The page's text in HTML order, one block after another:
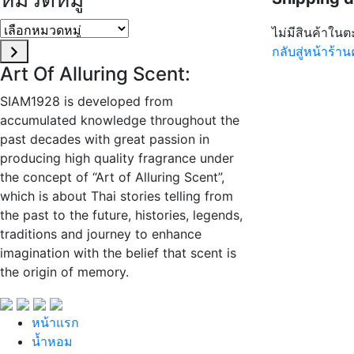
เลือก
หมวด
หมู่
Art Of Alluring Scent:
SIAM1928 is developed from
accumulated knowledge throughout the
past decades with great passion in
producing high quality fragrance under
the concept of “Art of Alluring Scent”,
which is about Thai stories telling from
the past to the future, histories, legends,
traditions and journey to enhance
imagination with the belief that scent is
the origin of memory.
ไม่มีสินค้าในต
กลับสู่หน้าร้าน
หน้าแรก
นํ้าหอม